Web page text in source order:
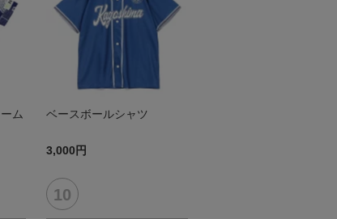
ム ベースボールシャツ
3,000円